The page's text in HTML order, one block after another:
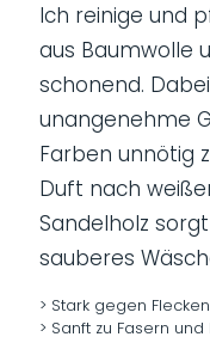
Ich reinige und
aus Baumwolle
schonend.
unangenehme
Farben unnötig
Duft nach
Sandelholz
sauberes
> Stark gegen
> Sanft zu Fasern und